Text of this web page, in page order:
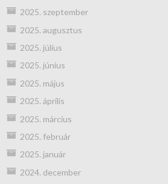
2025. szeptember
2025. augusztus
2025. július
2025. június
2025. május
2025. április
2025. március
2025. február
2025. január
2024. december